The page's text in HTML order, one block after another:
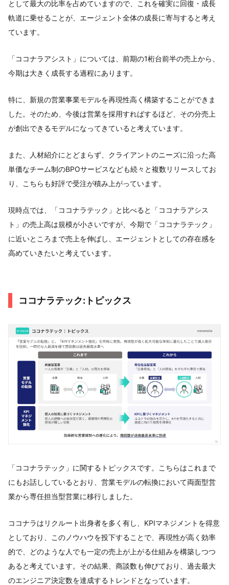
として最大の比率を占めていますので、これを確実に回復・成長
軌道に乗せることが、エージェント全体の成長に寄与すると考え
ています。
「ココナラアシスト」については、前期の1桁台前半の売上から、
今期は大きく成長する過程にあります。
特に、新規の営業事業モデルを再現性高く構築することができま
した。そのため、今後は営業を採用すればするほど、その分売上
が創出できるモデルになってきていると考えています。
また、人材紹介にとどまらず、クライアントのニーズに沿った高
単価なチーム制のBPOサービスなども続々と複数リリースしてお
り、こちらも好評で受注が積み上がっています。
現時点では、「ココナラテック」と比べると「ココナラアシス
ト」の売上高は規模が小さいですが、今期で「ココナラテック」
に近いところまで売上を伸ばし、エージェントとしての存在感を
高めていきたいと考えています。
ココナラテック:トピックス
「ココナラテック」に関するトピックスです。こちらはこれまで
にもお話ししているとおり、営業モデルの転換において両面型営
業から専任担当型営業に移行しました。
ココナラはリクルート出身者を多く有し、KPIマネジメントを得意
としており、このノウハウを投下することで、再現性が高く効率
的で、どのような人でも一定の売上が上がる仕組みを構築しつつ
あると考えています。その結果、商談数も伸びており、過去最大
のエンジニア決定数を達成するトレンドとなっています。